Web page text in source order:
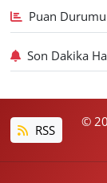
Puan
Son Dakika
RSS
©